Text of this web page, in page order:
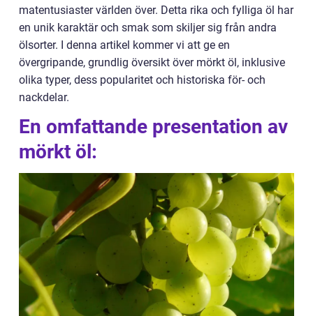
matentusiaster världen över. Detta rika och fylliga öl har
en unik karaktär och smak som skiljer sig från andra
ölsorter. I denna artikel kommer vi att ge en
övergripande, grundlig översikt över mörkt öl, inklusive
olika typer, dess popularitet och historiska för- och
nackdelar.
En omfattande presentation av
mörkt öl: